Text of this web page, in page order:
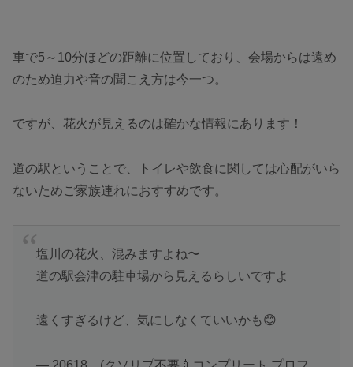
車で5～10分ほどの距離に位置しており、会場からは遠め
のため迫力や音の聞こえ方は今一つ。
ですが、花火が見えるのは確かな情報にあります！
道の駅ということで、トイレや飲食に関しては心配がいら
ないためご家族連れにおすすめです。
塩川の花火、混みますよね〜
道の駅会津の駐車場から見えるらしいですよ
遠くすぎるけど、気にしなくていいかも😊